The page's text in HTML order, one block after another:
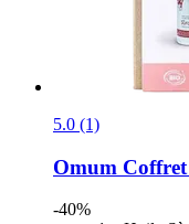
5.0 (1)
Omum
-40%